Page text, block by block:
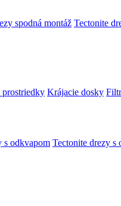
spodná montáž Tectonite
prostriedky Krájacie dosky
s odkvapom Tectonite drezy s